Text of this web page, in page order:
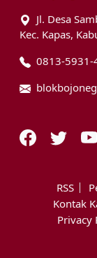
Jl. Desa
Kec. Kapas,
0813-5931-
RSS
Kontak
Privacy